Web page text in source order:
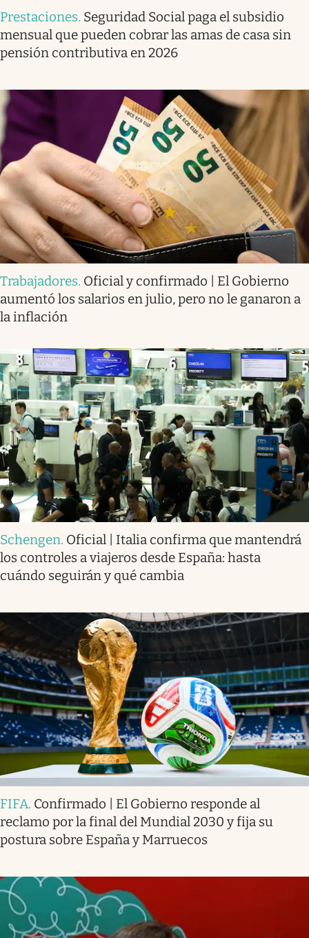
Prestaciones. Seguridad Social paga el subsidio
mensual que pueden cobrar las amas de casa sin
pensión contributiva en 2026
Trabajadores. Oficial y confirmado | El Gobierno
aumentó los salarios en julio, pero no le ganaron a
la inflación
Schengen. Oficial | Italia confirma que mantendrá
los controles a viajeros desde España: hasta
cuándo seguirán y qué cambia
FIFA. Confirmado | El Gobierno responde al
reclamo por la final del Mundial 2030 y fija su
postura sobre España y Marruecos